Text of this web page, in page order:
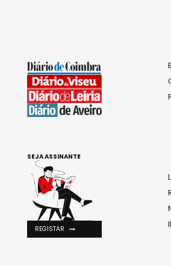
SEJA ASSINANTE
REGISTAR